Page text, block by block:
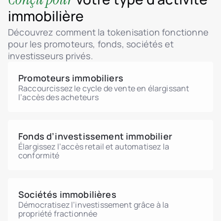
solides.
NBG supervise déjà des dizaines de VASP
agréés.
cryptographiques des particuliers ne sont pas
imposées. La taxe foncière ne dépasse
généralement pas 1 % de la valeur. Confirmez
le traitement fiscal d'un titre tokenisé auprès
d'un conseiller fiscal géorgien.
tokenisation immobilière. Les tokens qualifiés
de titres financiers relèvent des règles des
marchés financiers ; la structure appropriée
dépend donc de l'offre envisagée – mieux
vaut la confirmer auprès d'un conseil local.
immobilière
Découvrez comment la tokenisation fonctionne
pour les promoteurs, fonds, sociétés et
investisseurs privés.
Promoteurs immobiliers
Raccourcissez le cycle de vente en élargissant
l’accès des acheteurs
Fonds d’investissement immobilier
Élargissez l’accès retail et automatisez la
conformité
Sociétés immobilières
Démocratisez l’investissement grâce à la
propriété fractionnée